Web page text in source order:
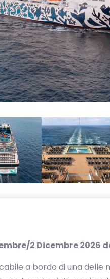
2 Dicembre 2026
a bordo di una delle